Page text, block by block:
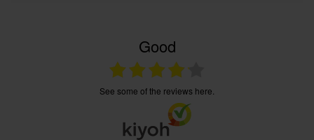
Good
see some of the reviews here.